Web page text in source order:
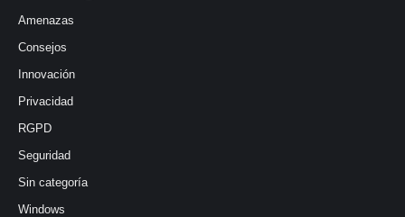
Amenazas
Consejos
Innovación
Privacidad
RGPD
Seguridad
Sin categoría
Windows